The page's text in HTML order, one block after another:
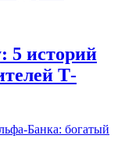
5 историй
Т-